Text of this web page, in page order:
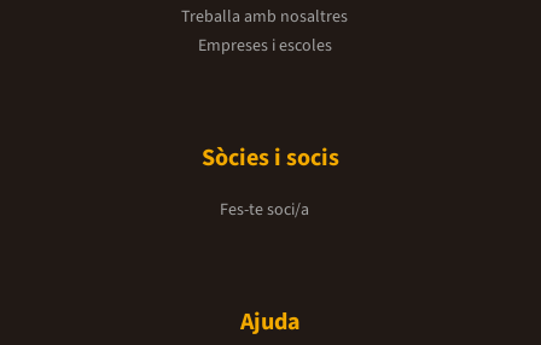
Treballa amb nosaltres
Empreses i escoles
Sòcies i socis
Fes-te soci/a
Ajuda